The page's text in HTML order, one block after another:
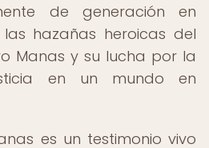
de generación en
hazañas heroicas del
Manas y su lucha por la
en un mundo en
es un testimonio vivo